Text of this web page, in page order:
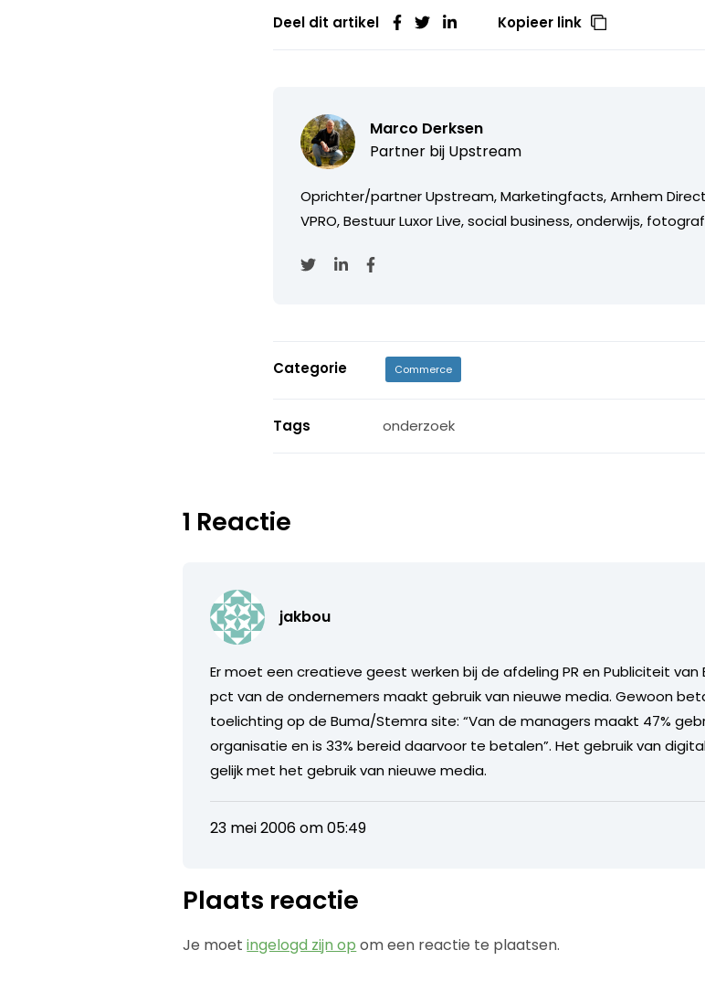
Deel dit artikel Kopieer link
Marco Derksen
Partner bij Upstream
Oprichter/partner Upstream, Marketingfacts, Arnhem
VPRO, Bestuur Luxor Live, social business, onderwijs,
Categorie Commerce
Tags onderzoek
1 Reactie
jakbou
Er moet een creatieve geest werken bij de afdeling PR en Publiciteit van
pct van de ondernemers maakt gebruik van nieuwe media. Gewoon
toelichting op de Buma/Stemra site: “Van de managers maakt 47%
organisatie en is 33% bereid daarvoor te betalen”. Het gebruik van
gelijk met het gebruik van nieuwe media.
23 mei 2006 om 05:49
Plaats reactie
Je moetingelogd zijn op om een reactie te plaatsen.